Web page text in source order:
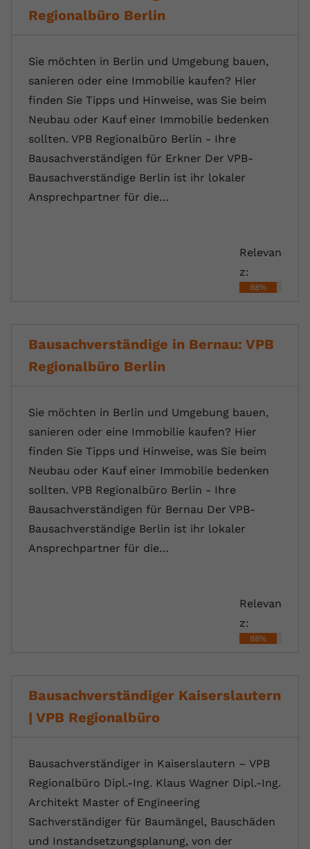
Regionalbüro Berlin
Sie möchten in Berlin und Umgebung bauen,
sanieren oder eine Immobilie kaufen? Hier
finden Sie Tipps und Hinweise, was Sie beim
Neubau oder Kauf einer Immobilie bedenken
sollten. VPB Regionalbüro Berlin - Ihre
Bausachverständigen für Erkner Der VPB-
Bausachverständige Berlin ist ihr lokaler
Ansprechpartner für die…
Relevan
z:
88%
Bausachverständige in Bernau: VPB
Regionalbüro Berlin
Sie möchten in Berlin und Umgebung bauen,
sanieren oder eine Immobilie kaufen? Hier
finden Sie Tipps und Hinweise, was Sie beim
Neubau oder Kauf einer Immobilie bedenken
sollten. VPB Regionalbüro Berlin - Ihre
Bausachverständigen für Bernau Der VPB-
Bausachverständige Berlin ist ihr lokaler
Ansprechpartner für die…
Relevan
z:
88%
Bausachverständiger Kaiserslautern
| VPB Regionalbüro
Bausachverständiger in Kaiserslautern – VPB
Regionalbüro Dipl.-Ing. Klaus Wagner Dipl.-Ing.
Architekt Master of Engineering
Sachverständiger für Baumängel, Bauschäden
und Instandsetzungsplanung, von der